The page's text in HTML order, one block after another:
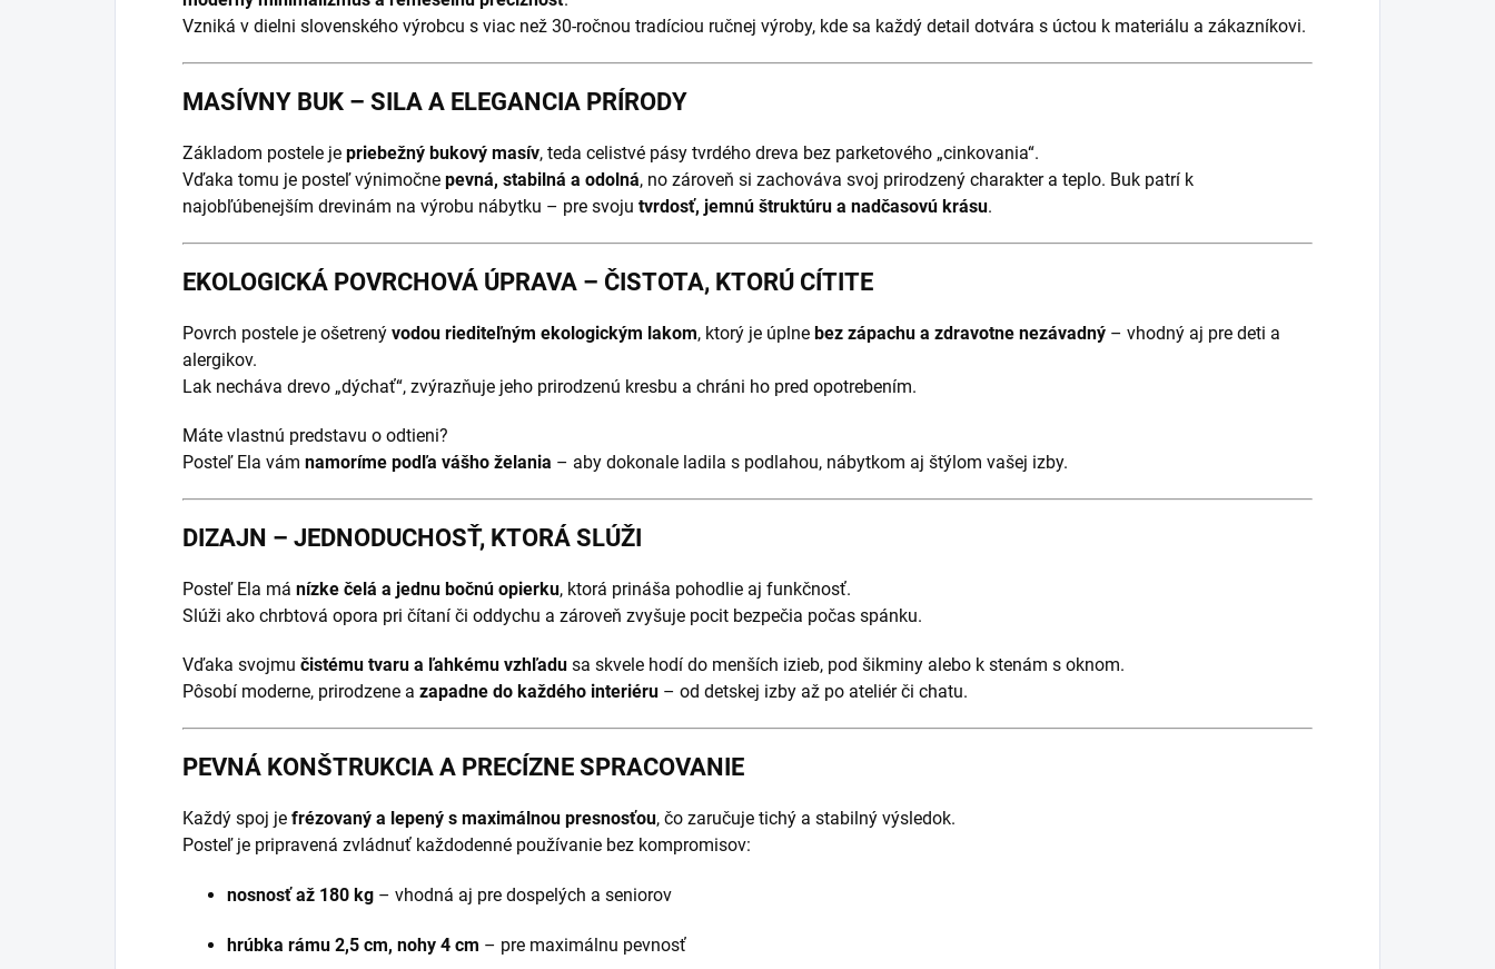
Vzniká v dielni slovenského výrobcu s viac než 30-ročnou tradíciou ručnej výroby, kde sa každý detail dotvára s úctou k materiálu a zákazníkovi.
MASÍVNY BUK – SILA A ELEGANCIA PRÍRODY
Základom postele je priebežný bukový masív, teda celistvé pásy tvrdého dreva bez parketového „cinkovania“.
Vďaka tomu je posteľ výnimočne pevná, stabilná a odolná, no zároveň si zachováva svoj prirodzený charakter a teplo. Buk patrí k
najobľúbenejším drevinám na výrobu nábytku – pre svoju tvrdosť, jemnú štruktúru a nadčasovú krásu.
EKOLOGICKÁ POVRCHOVÁ ÚPRAVA – ČISTOTA, KTORÚ CÍTITE
Povrch postele je ošetrený vodou riediteľným ekologickým lakom, ktorý je úplne bez zápachu a zdravotne nezávadný – vhodný aj pre deti a
alergikov.
Lak necháva drevo „dýchať“, zvýrazňuje jeho prirodzenú kresbu a chráni ho pred opotrebením.
Máte vlastnú predstavu o odtieni?
Posteľ Ela vám namoríme podľa vášho želania – aby dokonale ladila s podlahou, nábytkom aj štýlom vašej izby.
DIZAJN – JEDNODUCHOSŤ, KTORÁ SLÚŽI
Posteľ Ela má nízke čelá a jednu bočnú opierku, ktorá prináša pohodlie aj funkčnosť.
Slúži ako chrbtová opora pri čítaní či oddychu a zároveň zvyšuje pocit bezpečia počas spánku.
Vďaka svojmu čistému tvaru a ľahkému vzhľadu sa skvele hodí do menších izieb, pod šikminy alebo k stenám s oknom.
Pôsobí moderne, prirodzene a zapadne do každého interiéru – od detskej izby až po ateliér či chatu.
PEVNÁ KONŠTRUKCIA A PRECÍZNE SPRACOVANIE
Každý spoj je frézovaný a lepený s maximálnou presnosťou, čo zaručuje tichý a stabilný výsledok.
Posteľ je pripravená zvládnuť každodenné používanie bez kompromisov:
nosnosť až 180 kg – vhodná aj pre dospelých a seniorov
hrúbka rámu 2,5 cm, nohy 4 cm – pre maximálnu pevnosť